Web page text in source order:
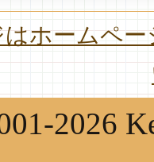
ホームペ
2026